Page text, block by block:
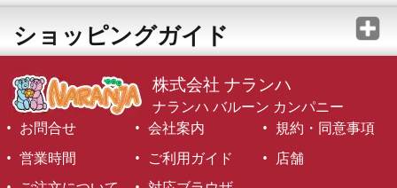
ショッピングガイド
株式会社 ナランハ
ナランハ バルーン カンパニー
お問合せ
会社案内
規約・同意事項
営業時間
ご利用ガイド
店舗